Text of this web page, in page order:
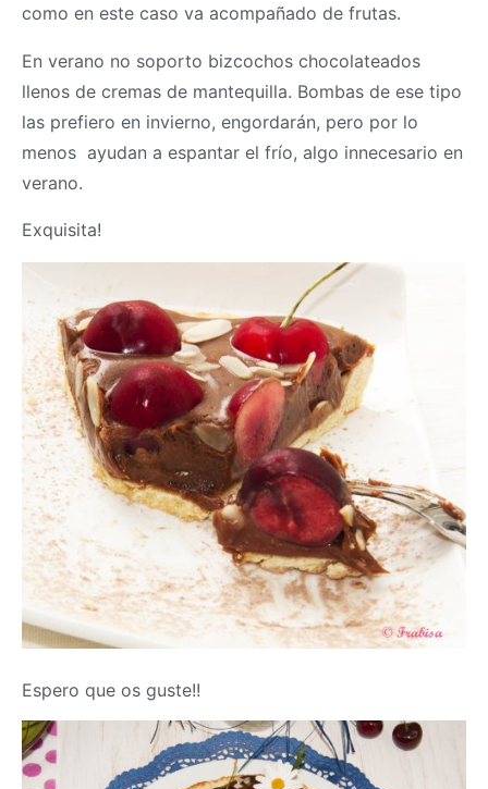
como en este caso va acompañado de frutas.
En verano no soporto bizcochos chocolateados
llenos de cremas de mantequilla. Bombas de ese tipo
las prefiero en invierno, engordarán, pero por lo
menos ayudan a espantar el frío, algo innecesario en
verano.
Exquisita!
Espero que os guste!!